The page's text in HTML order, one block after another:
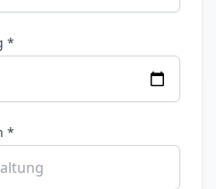
*
*